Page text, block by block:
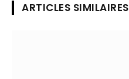
ARTICLES SIMILAIRES